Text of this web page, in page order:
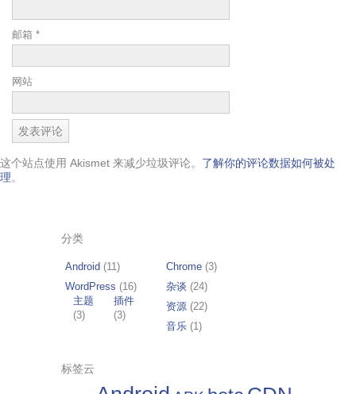
邮箱 *
网站
这个站点使用 Akismet 来减少垃圾评论。 了解你的评论数据如何被处
理。
分类
Android (11) Chrome(3)
WordPress (16)
主题
(3)
插件
(3)
杂谈 (24)
资源(22)
音乐(1)
标签云